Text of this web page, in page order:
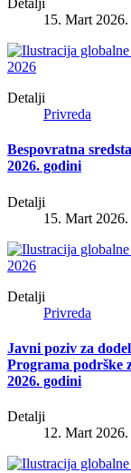
Detalji
15. Mart 2026.
Detalji
Privreda
Bespovratna
2026. godini
Detalji
15. Mart 2026.
Detalji
Privreda
Javni poziv za
Programa podrške
2026. godini
Detalji
12. Mart 2026.